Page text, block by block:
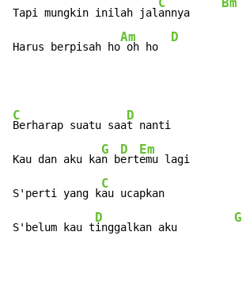
Tapi mungkin inilah jalannya
Harus berpisah ho
Am
oh ho
D
C
Berharap suatu saa
D
t nanti
Kau dan aku ka
G
n b
D
ert
Em
emu lagi
S'perti yang k
C
au ucapkan
S'belum kau t
D
inggalkan aku
G